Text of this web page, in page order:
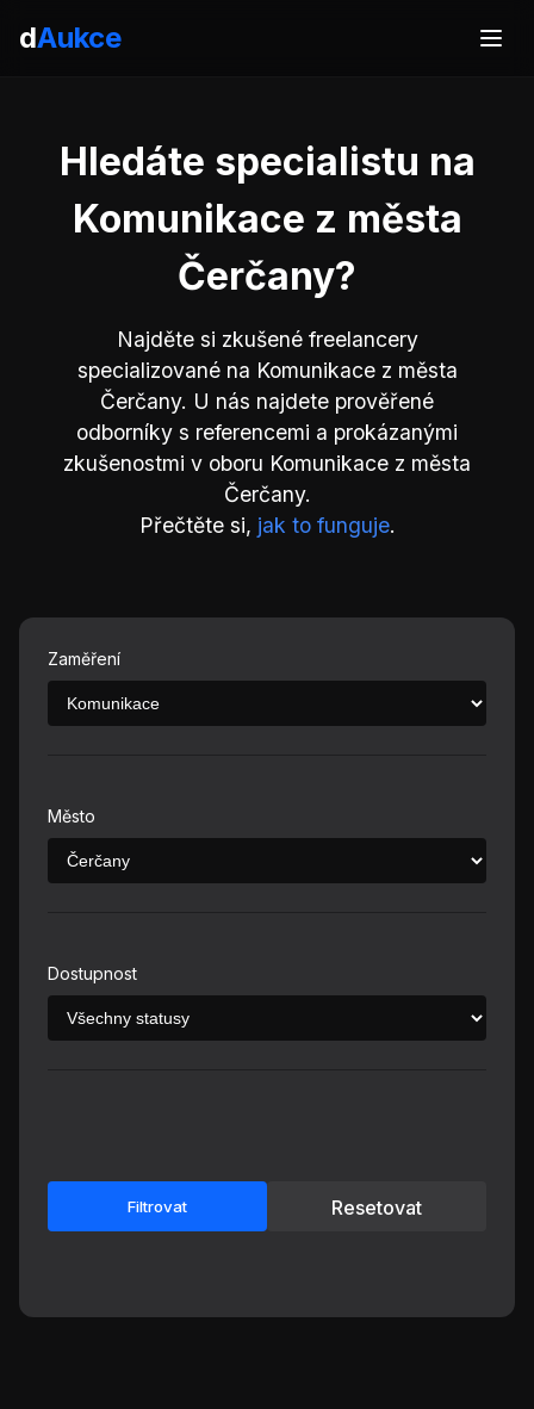
dAukce
Hledáte specialistu na
Komunikace z města
Čerčany?
Najděte si zkušené freelancery
specializované na Komunikace z města
Čerčany. U nás najdete prověřené
odborníky s referencemi a prokázanými
zkušenostmi v oboru Komunikace z města
Čerčany.
Přečtěte si, jak to funguje.
Zaměření
Město
Dostupnost
Filtrovat Resetovat